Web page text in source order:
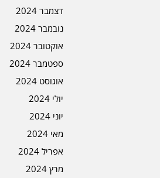
דצמבר 2024
נובמבר 2024
אוקטובר 2024
ספטמבר 2024
אוגוסט 2024
יולי 2024
יוני 2024
מאי 2024
אפריל 2024
מרץ 2024